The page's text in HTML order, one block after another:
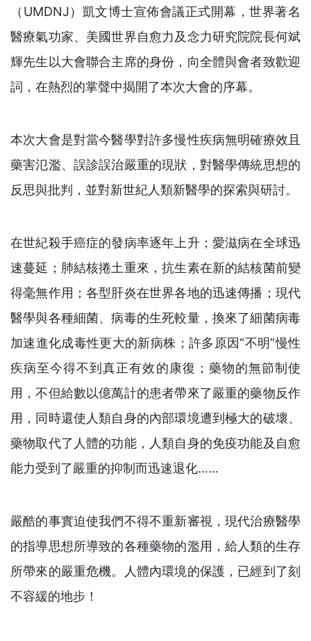
（UMDNJ）凱文博士宣佈會議正式開幕，世界著名
醫療氣功家、美國世界自愈力及念力研究院院長何斌
輝先生以大會聯合主席的身份，向全體與會者致歡迎
詞，在熱烈的掌聲中揭開了本次大會的序幕。
本次大會是對當今醫學對許多慢性疾病無明確療效且
藥害氾濫、誤診誤治嚴重的現狀，對醫學傳統思想的
反思與批判，並對新世紀人類新醫學的探索與研討。
在世紀殺手癌症的發病率逐年上升；愛滋病在全球迅
速蔓延；肺結核捲土重來，抗生素在新的結核菌前變
得毫無作用；各型肝炎在世界各地的迅速傳播；現代
醫學與各種細菌、病毒的生死較量，換來了細菌病毒
加速進化成毒性更大的新病株；許多原因“不明”慢性
疾病至今得不到真正有效的康復；藥物的無節制使
用，不但給數以億萬計的患者帶來了嚴重的藥物反作
用，同時還使人類自身的內部環境遭到極大的破壞、
藥物取代了人體的功能，人類自身的免疫功能及自愈
能力受到了嚴重的抑制而迅速退化……
嚴酷的事實迫使我們不得不重新審視，現代治療醫學
的指導思想所導致的各種藥物的濫用，給人類的生存
所帶來的嚴重危機。人體內環境的保護，已經到了刻
不容緩的地步！